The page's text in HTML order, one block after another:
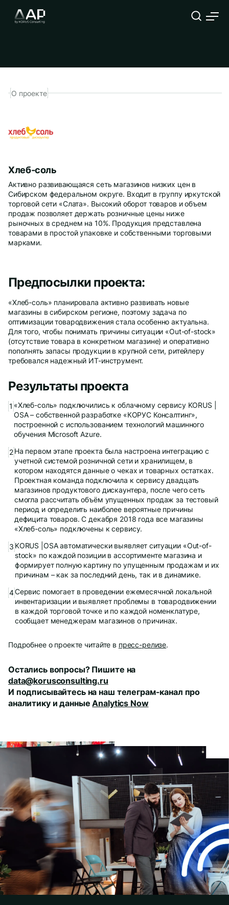
Использование сервиса для
оптимизации товародвижения
О проекте
Хлеб-соль
Активно развивающаяся сеть магазинов низких цен в
Сибирском федеральном округе. Входит в группу иркутской
торговой сети «Слата». Высокий оборот товаров и объем
продаж позволяет держать розничные цены ниже
рыночных в среднем на 10%. Продукция представлена
товарами в простой упаковке и собственными торговыми
марками.
Предпосылки проекта:
«Хлеб-соль» планировала активно развивать новые
магазины в сибирском регионе, поэтому задача по
оптимизации товародвижения стала особенно актуальна.
Для того, чтобы понимать причины ситуации «Out-of-stock»
(отсутствие товара в конкретном магазине) и оперативно
пополнять запасы продукции в крупной сети, ритейлеру
требовался надежный ИТ-инструмент.
Результаты проекта
«Хлеб-соль» подключились к облачному сервису KORUS |
OSA – собственной разработке «КОРУС Консалтинг»,
построенной с использованием технологий машинного
обучения Microsoft Azure.
На первом этапе проекта была настроена интеграцию с
учетной системой розничной сети и хранилищем, в
котором находятся данные о чеках и товарных остатках.
Проектная команда подключила к сервису двадцать
магазинов продуктового дискаунтера, после чего сеть
смогла рассчитать объём упущенных продаж за тестовый
период и определить наиболее вероятные причины
дефицита товаров. C декабря 2018 года все магазины
«Хлеб-соль» подключены к сервису.
KORUS |OSA автоматически выявляет ситуации «Out-of-
stock» по каждой позиции в ассортименте магазина и
формирует полную картину по упущенным продажам и их
причинам – как за последний день, так и в динамике.
Cервис помогает в проведении ежемесячной локальной
инвентаризации и выявляет проблемы в товародвижении
в каждой торговой точке и по каждой номенклатуре,
сообщает менеджерам магазинов о причинах.
Подробнее о проекте читайте в пресс-релизе.
Остались вопросы? Пишите на
data@korusconsulting.ru
И подписывайтесь на наш телеграм-канал про
аналитику и данныеAnalytics Now
Телефон Корпоративный E-mail
Опишите подробнее Вашу задачу
Даюсогласиена обработку персональных данных
Oтправить
Благодарим за заявку!
После обработки заявки с вами свяжется наш
специалист.
Не волнуйтесь, если пропустите звонок, мы
обязательно